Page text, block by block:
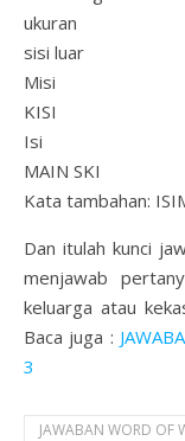
ukuran
sisi luar
Misi
KISI
Isi
MAIN SKI
Kata tambahan:
Dan itulah kunci
menjawab
keluarga atau
Baca juga :
3
JAWABAN WORD OF